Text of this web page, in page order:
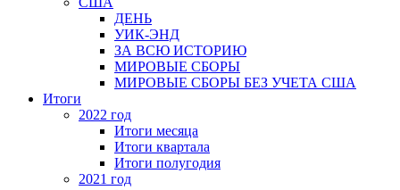
ДЕНЬ
УИК-ЭНД
ЗА ВСЮ ИСТОРИЮ
МИРОВЫЕ СБОРЫ
МИРОВЫЕ СБОРЫ БЕЗ УЧЕТА США
Итоги
2022 год
Итоги месяца
Итоги квартала
Итоги полугодия
2021 год